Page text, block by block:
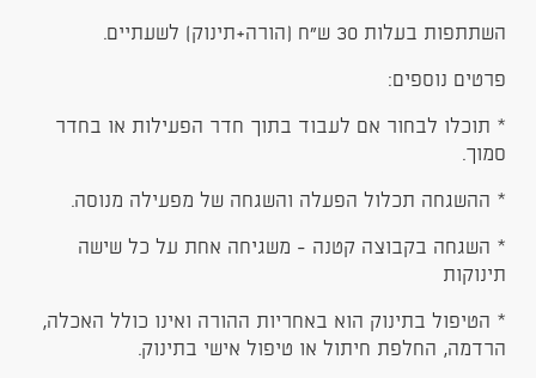
השתתפות בעלות 30 ש"ח (הורה+תינוק) לשעתיים.
פרטים נוספים:
* תוכלו לבחור אם לעבוד בתוך חדר הפעילות או בחדר
סמוך.
* ההשגחה תכלול הפעלה והשגחה של מפעילה מנוסה.
* השגחה בקבוצה קטנה - משגיחה אחת על כל שישה
תינוקות
* הטיפול בתינוק הוא באחריות ההורה ואינו כולל האכלה,
הרדמה, החלפת חיתול או טיפול אישי בתינוק.